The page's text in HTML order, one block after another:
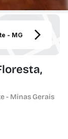
- MG
- Minas Gerais